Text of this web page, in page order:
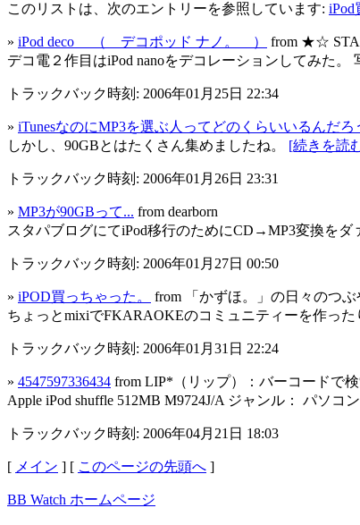
このリストは、次のエントリーを参照しています: iPod
» iPod deco （ デコポッド ナノ。 ）
from ★☆
デコ電２作目はiPod nanoをデコレーションしてみた
トラックバック時刻: 2006年01月25日 22:34
» iTunesなのにMP3を選ぶ人ってどのくらいいるんだろ
しかし、90GBとはたくさん集めましたね。 [続きを読
トラックバック時刻: 2006年01月26日 23:31
» MP3が90GBって... from dearborn
スタパブログにてiPod移行のためにCD→MP3変換を
トラックバック時刻: 2006年01月27日 00:50
» iPOD買っちゃった。
from 「かずほ。」の日々のつぶ
ちょっとmixiでFKARAOKEのコミュニティーを作っ
トラックバック時刻: 2006年01月31日 22:24
» 4547597336434 from LIP*（リップ）：バーコードで
Apple iPod shuffle 512MB M9724J/A ジャンル： パソ
トラックバック時刻: 2006年04月21日 18:03
[ メイン ] [ このページの先頭へ ]
BB Watch ホームページ